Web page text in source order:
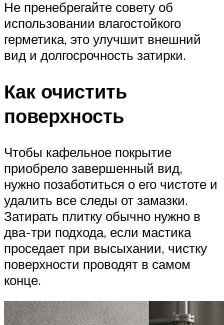
Не пренебрегайте совету об
использовании влагостойкого
герметика, это улучшит внешний
вид и долгосрочность затирки.
Как очистить
поверхность
Чтобы кафельное покрытие
приобрело завершенный вид,
нужно позаботиться о его чистоте и
удалить все следы от замазки.
Затирать плитку обычно нужно в
два-три подхода, если мастика
проседает при высыхании, чистку
поверхности проводят в самом
конце.